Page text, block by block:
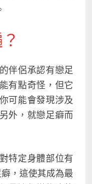
伴侶承認有戀足
有點奇怪 ，但它
可能會發現涉及
外，就戀足癖而
特定身體部位有
，這使其成為最